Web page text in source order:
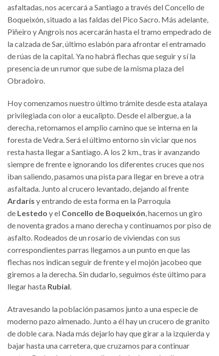
asfaltadas, nos acercará a Santiago a través del Concello de
Boqueixón, situado a las faldas del Pico Sacro. Más adelante,
Piñeiro y Angrois nos acercarán hasta el tramo empedrado de
la calzada de Sar, último eslabón para afrontar el entramado
de rúas de la capital. Ya no habrá flechas que seguir y sí la
presencia de un rumor que sube de la misma plaza del
Obradoiro.
Hoy comenzamos nuestro último trámite desde esta atalaya
privilegiada con olor a eucalipto. Desde el albergue, a la
derecha, retomamos el amplio camino que se interna en la
foresta de Vedra. Será el último entorno sin viciar que nos
resta hasta llegar a Santiago. A los 2 km., tras ir avanzando
siempre de frente e ignorando los diferentes cruces que nos
iban saliendo, pasamos una pista para llegar en breve a otra
asfaltada. Junto al crucero levantado, dejando al frente
Ardarís y entrando de esta forma en la Parroquia
de Lestedo y el Concello de Boqueixón , hacemos un giro
de noventa grados a mano derecha y continuamos por piso de
asfalto. Rodeados de un rosario de viviendas con sus
correspondientes parras llegamos a un punto en que las
flechas nos indican seguir de frente y el mojón jacobeo que
giremos a la derecha. Sin dudarlo, seguimos éste último para
llegar hasta Rubial
Atravesando la población pasamos junto a una especie de
moderno pazo almenado. Junto a él hay un crucero de granito
de doble cara. Nada más dejarlo hay que girar a la izquierda y
bajar hasta una carretera, que cruzamos para continuar